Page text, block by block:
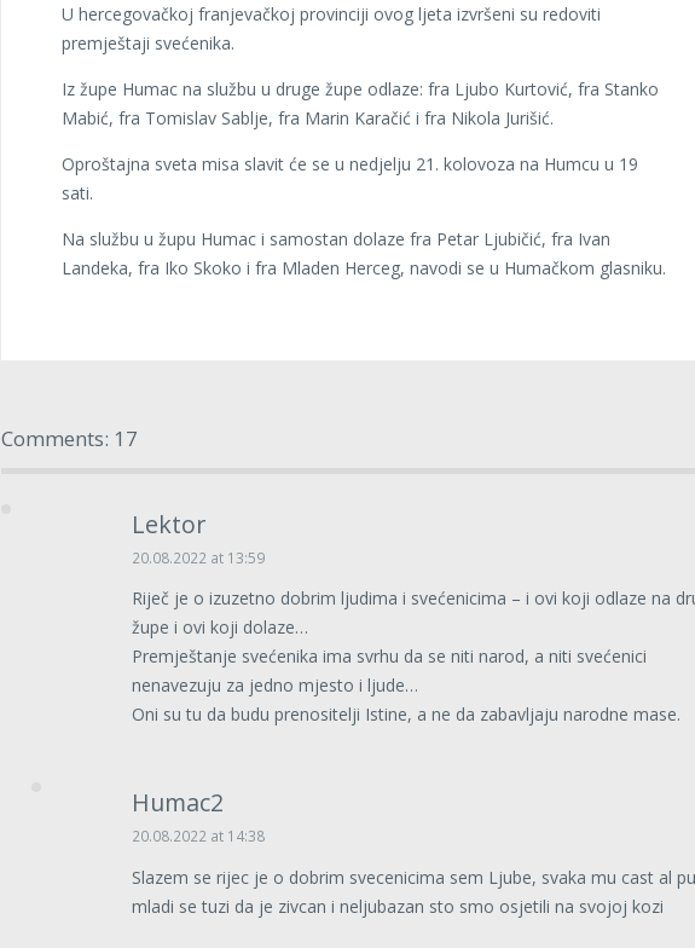
U hercegovačkoj franjevačkoj provinciji ovog ljeta izvršeni su redoviti
premještaji svećenika.
Iz župe Humac na službu u druge župe odlaze: fra Ljubo Kurtović, fra Stanko
Mabić, fra Tomislav Sablje, fra Marin Karačić i fra Nikola Jurišić.
Oproštajna sveta misa slavit će se u nedjelju 21. kolovoza na Humcu u 19
sati.
Na službu u župu Humac i samostan dolaze fra Petar Ljubičić, fra Ivan
Landeka, fra Iko Skoko i fra Mladen Herceg, navodi se u Humačkom glasniku.
Comments: 17
Lektor
20.08.2022 at 13:59
Riječ je o izuzetno dobrim ljudima i svećenicima – i ovi koji odlaze na
župe i ovi koji dolaze…
Premještanje svećenika ima svrhu da se niti narod, a niti svećenici
nenavezuju za jedno mjesto i ljude…
Oni su tu da budu prenositelji Istine, a ne da zabavljaju narodne mase.
Humac2
20.08.2022 at 14:38
Slazem se rijec je o dobrim svecenicima sem Ljube, svaka mu cast al
mladi se tuzi da je zivcan i neljubazan sto smo osjetili na svojoj kozi